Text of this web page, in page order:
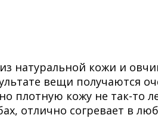
натуральной кожи и
вещи получаются
плотную кожу не так-то
отлично согревает в